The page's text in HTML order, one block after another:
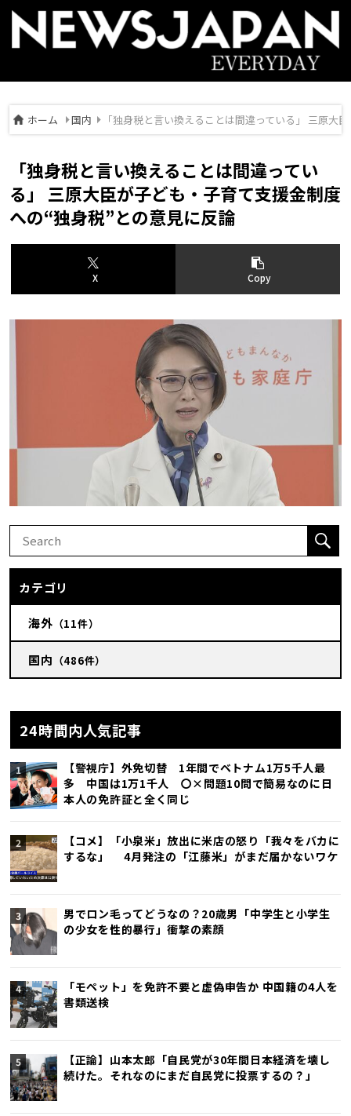
ホーム 国内 「独身税と言い換えることは間違っている」 三原大
24時間内人気記事
【警視庁】外免切替 1年間でベトナム1万5千人最
多 中国は1万1千人 〇×問題10問で簡易なのに日
本人の免許証と全く同じ
【コメ】「小泉米」放出に米店の怒り「我々をバカに
するな」 4月発注の「江藤米」がまだ届かないワケ
男でロン毛ってどうなの？20歳男「中学生と小学生
の少女を性的暴行」衝撃の素顔
「モペット」を免許不要と虚偽申告か 中国籍の4人を
書類送検
【正論】山本太郎「自民党が30年間日本経済を壊し
続けた。それなのにまだ自民党に投票するの？」
「独身税と言い換えることは間違ってい
る」 三原大臣が子ども・子育て支援金制度
への“独身税”との意見に反論
X Copy
カテゴリ
海外 （11件）
国内 （486件）